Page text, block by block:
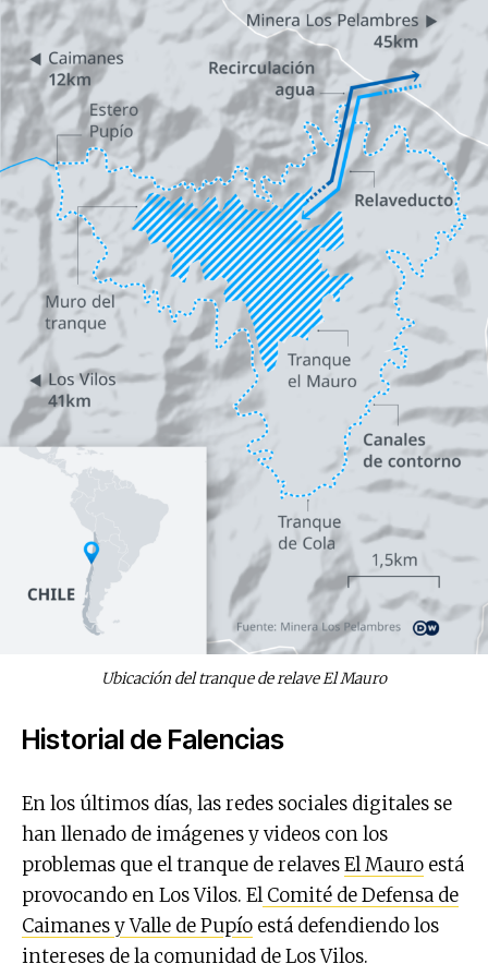
Ubicación del tranque de relave El Mauro
Historial de Falencias
En los últimos días, las redes sociales digitales se
han llenado de imágenes y videos con los
problemas que el tranque de relavesEl Mauro está
provocando en Los Vilos. ElComité de Defensa de
Caimanes y Valle de Pupío está defendiendo los
intereses de la comunidad de Los Vilos.